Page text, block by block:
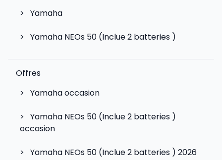
>
Yamaha
> Yamaha NEOs 50 (Inclue 2 batteries )
Offres
>
Yamaha occasion
>
Yamaha NEOs 50 (Inclue 2 batteries )
occasion
> Yamaha NEOs 50 (Inclue 2 batteries ) 2026